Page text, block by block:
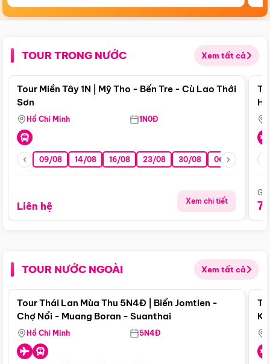
TOUR TRONG NƯỚC Xem tất cả
Điểm nổi bật
Tour Miền Tây 1N | Mỹ Tho - Bến Tre - Cù Lao Thới
Sơn
Hồ Chí Minh 1N0Đ
09/08 14/08 16/08 23/08 30/08 06/09 13/09
Liên hệ Xem chi tiết
TOUR NƯỚC NGOÀI Xem tất cả
Điểm nổi bật
Tour Thái Lan Mùa Thu 5N4Đ | Biển Jomtien -
Chợ Nổi - Muang Boran - Suanthai
Hồ Chí Minh 5N4Đ